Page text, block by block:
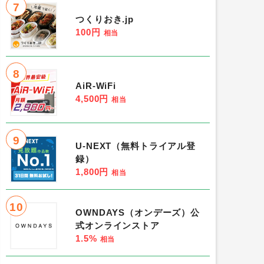
7
つくりおき.jp
100円 相当
8
AiR-WiFi
4,500円 相当
9
U-NEXT（無料トライアル登
録）
1,800円 相当
10
OWNDAYS（オンデーズ）公
式オンラインストア
1.5% 相当